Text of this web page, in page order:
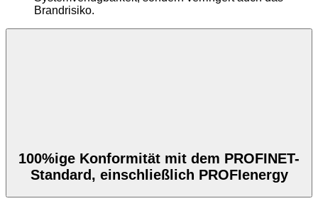
Brandrisiko.
100%ige Konformität mit dem PROFINET-
Standard, einschließlich PROFIenergy